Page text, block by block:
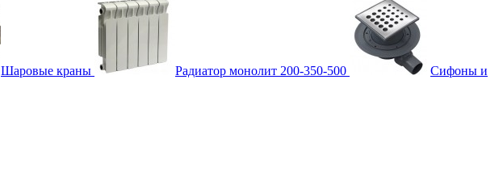
Шаровые краны Радиатор монолит 200-350-500 Сифоны и